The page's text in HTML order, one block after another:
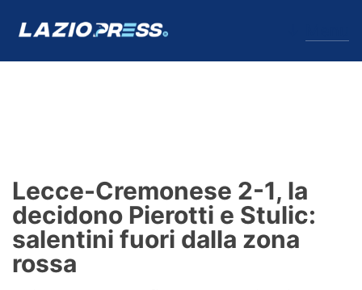
Formello
Infortuni
Primavera
Lecce-Cremonese 2-1, la
decidono Pierotti e Stulic:
salentini fuori dalla zona
rossa